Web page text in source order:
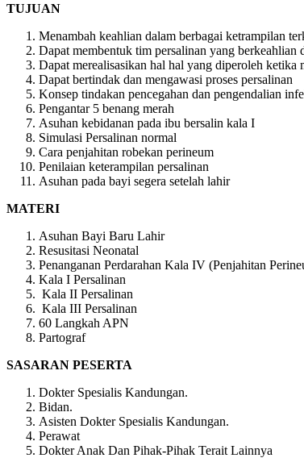
TUJUAN
Menambah keahlian dalam berbagai ketrampilan
Dapat membentuk tim persalinan yang berkeahlian
Dapat merealisasikan hal hal yang diperoleh ketika
Dapat bertindak dan mengawasi proses persalinan
Konsep tindakan pencegahan dan pengendalian
Pengantar 5 benang merah
Asuhan kebidanan pada ibu bersalin kala I
Simulasi Persalinan normal
Cara penjahitan robekan perineum
Penilaian keterampilan persalinan
Asuhan pada bayi segera setelah lahir
MATERI
Asuhan Bayi Baru Lahir
Resusitasi Neonatal
Penanganan Perdarahan Kala IV (Penjahitan
Kala I Persalinan
Kala II Persalinan
Kala III Persalinan
60 Langkah APN
Partograf
SASARAN PESERTA
Dokter Spesialis Kandungan.
Bidan.
Asisten Dokter Spesialis Kandungan.
Perawat
Dokter Anak Dan Pihak-Pihak Terait Lainnya